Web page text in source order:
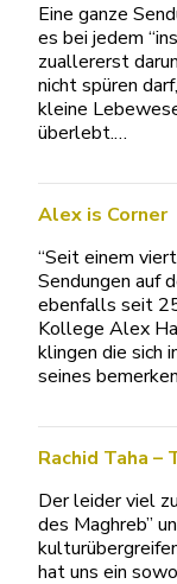
Eine ganze
es bei jedem
zuallererst
nicht spüren
kleine
überlebt.…
Alex is Corner
“Seit einem
Sendungen auf
ebenfalls seit
Kollege Alex
klingen die sich
seines
Rachid Taha –
Der leider viel
des Maghreb”
hat uns ein